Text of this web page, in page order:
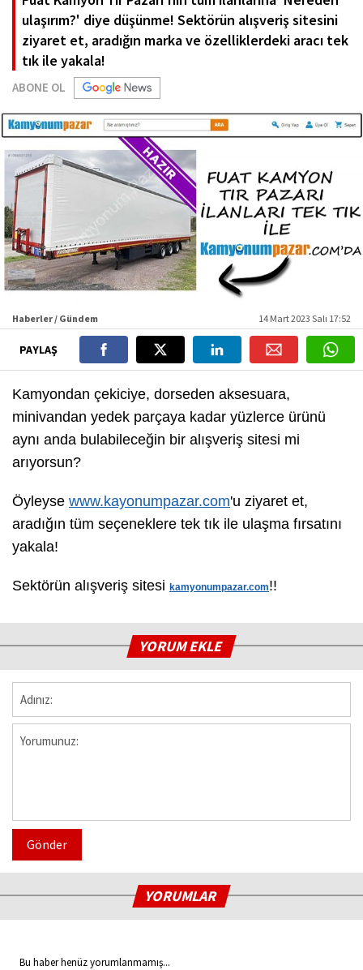
ulaşırım?' diye düşünme! Sektörün alışveriş sitesini
ziyaret et, aradığın marka ve özelliklerdeki aracı tek
tık ile yakala!
ABONE OL
Haberler / Gündem 14 Mart 2023 Salı 17:52
PAYLAŞ
Kamyondan çekiciye, dorseden aksesuara,
minivandan yedek parçaya kadar yüzlerce ürünü
aynı anda bulabileceğin bir alışveriş sitesi mi
arıyorsun?
Öyleyse www.kayonumpazar.com'u ziyaret et,
aradığın tüm seçeneklere tek tık ile ulaşma fırsatını
yakala!
Sektörün alışveriş sitesi kamyonumpazar.com!!
YORUM EKLE
Gönder
YORUMLAR
Bu haber henüz yorumlanmamış...